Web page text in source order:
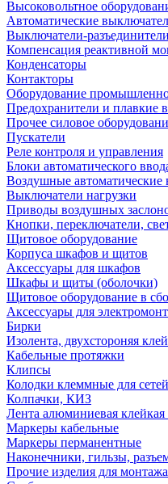
Высоковольтное
Автоматические
Выключатели-разъединители
Компенсация реактивной
Конденсаторы
Контакторы
Оборудование
Предохранители и плавкие
Прочее силовое
Пускатели
Реле контроля и управления
Блоки автоматического
Воздушные автоматические
Выключатели нагрузки
Приводы воздушных
Кнопки, переключатели,
Щитовое оборудование
Корпуса шкафов и щитов
Аксессуары для шкафов
Шкафы и щиты (оболочки)
Щитовое оборудование в
Аксессуары для
Бирки
Изолента, двухстороняя
Кабельные протяжки
Клипсы
Колодки клеммные для
Колпачки, КИЗ
Лента алюминиевая
Маркеры кабельные
Маркеры перманентные
Наконечники, гильзы,
Прочие изделия для монтажа